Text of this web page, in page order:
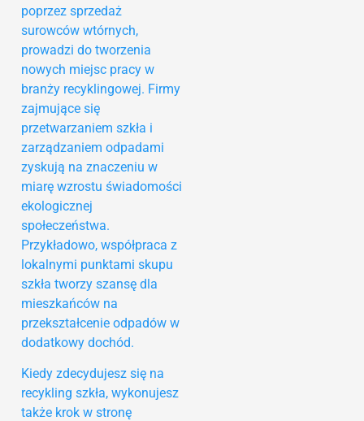
poprzez sprzedaż
surowców wtórnych,
prowadzi do tworzenia
nowych miejsc pracy w
branży recyklingowej. Firmy
zajmujące się
przetwarzaniem szkła i
zarządzaniem odpadami
zyskują na znaczeniu w
miarę wzrostu świadomości
ekologicznej
społeczeństwa.
Przykładowo, współpraca z
lokalnymi punktami skupu
szkła tworzy szansę dla
mieszkańców na
przekształcenie odpadów w
dodatkowy dochód.
Kiedy zdecydujesz się na
recykling szkła, wykonujesz
także krok w stronę